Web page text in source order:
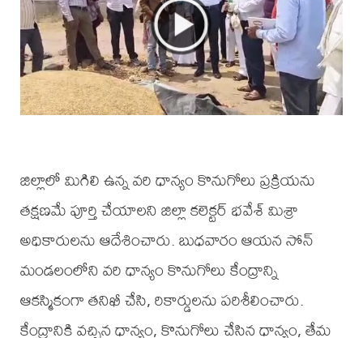
జిల్లాలో మిగిలి ఉన్న వరి ధాన్యం కొనుగోలు ప్రక్రియను
తక్షణమే పూర్తి చేయాలని జిల్లా కలెక్టర్ భవేశ్ మిశ్రా
అధికారులను ఆదేశించారు. బుధవారం ఆయన సోన్
మండలంలోని వరి ధాన్యం కొనుగోలు కేంద్రాన్ని
ఆకస్మికంగా తనిఖీ చేసి, రికార్డులను పరిశీలించారు.
కేంద్రానికి వచ్చిన ధాన్యం, కొనుగోలు చేసిన ధాన్యం, తేమ